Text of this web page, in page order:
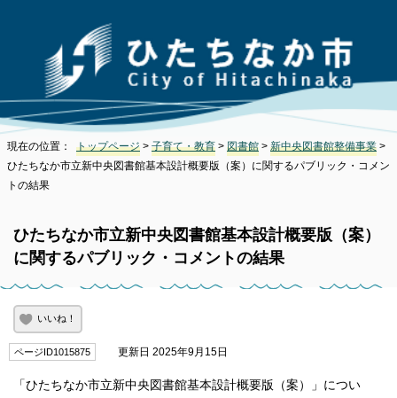
現在の位置： トップページ > 子育て・教育 > 図書館 > 新中央図書館整備事業 >
ひたちなか市立新中央図書館基本設計概要版（案）に関するパブリック・コメン
トの結果
ひたちなか市立新中央図書館基本設計概要版（案）
に関するパブリック・コメントの結果
いいね！
ページID1015875 更新日 2025年9月15日
「ひたちなか市立新中央図書館基本設計概要版（案）」につい